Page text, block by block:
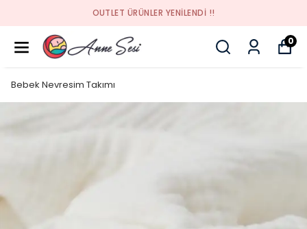
OUTLET ÜRÜNLER YENİLENDİ !!
0
Bebek Nevresim Takımı